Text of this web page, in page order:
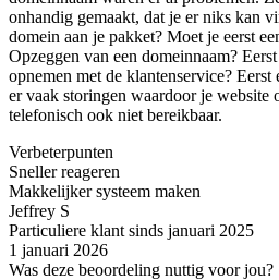
onhandig gemaakt, dat je er niks kan
domein aan je pakket? Moet je eerst
Opzeggen van een domeinnaam?
opnemen met de klantenservice?
er vaak storingen waardoor je website
telefonisch ook niet bereikbaar.
Verbeterpunten
Sneller reageren
Makkelijker systeem maken
Jeffrey S
Particuliere klant sinds januari 2025
1 januari 2026
Was deze beoordeling nuttig voor jou?